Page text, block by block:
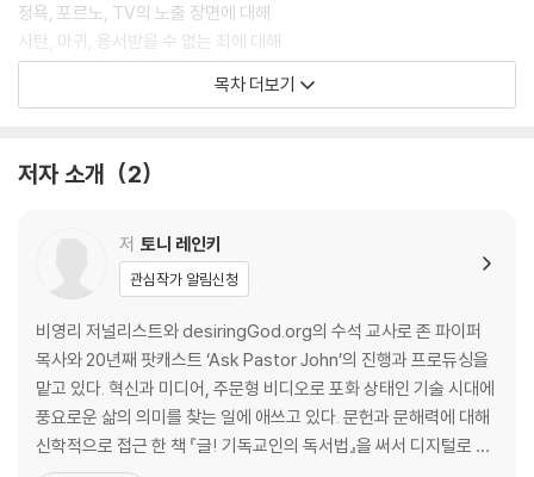
정욕, 포르노, TV의 노출 장면에 대해
사탄, 마귀, 용서받을 수 없는 죄에 대해
유기, 하나님의 주권적 자유, 불공평함에 대해
시련, 슬픔, 만성적 고통에 대해
한 교회의 교인이 되고, 떠나고, 찾는 일에 대해
자살, 안락사, 살려는 의지에 대해
부록: 내가 가장 좋아하는 에피소드
에피소드 색인
목차 더보기
저자 소개 2
저 토니 레인키
관심작가 알림신청
비영리 저널리스트와 desiringGod.org의 수석 교사로 존 파이퍼
목사와 20년째 팟캐스트 ‘Ask Pastor John’의 진행과 프로듀싱을
맡고 있다. 혁신과 미디어, 주문형 비디오로 포화 상태인 기술 시대에
풍요로운 삶의 의미를 찾는 일에 애쓰고 있다. 문헌과 문해력에 대해
신학적으로 접근 한 책 『글! 기독교인의 독서법』을 써서 디지털로 분